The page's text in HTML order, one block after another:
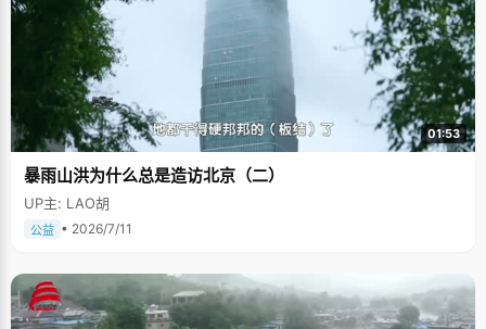
01:53
暴雨山洪为什么总是造访北京（二）
UP主: LAO胡
公益 • 2026/7/11